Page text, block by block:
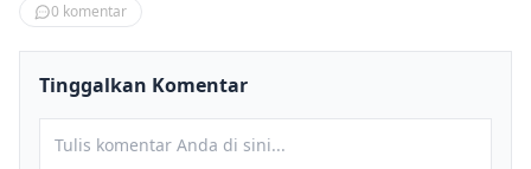
0 komentar
Tinggalkan Komentar